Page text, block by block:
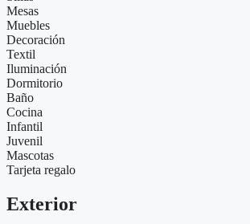
Mesas
Muebles
Decoración
Textil
Iluminación
Dormitorio
Baño
Cocina
Infantil
Juvenil
Mascotas
Tarjeta regalo
Exterior